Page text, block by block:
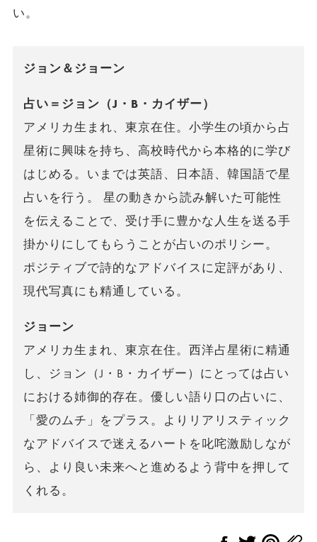
い。
ジョン＆ジョーン
占い＝ジョン（J・B・カイザー）
アメリカ生まれ、東京在住。小学生の頃から占
星術に興味を持ち、高校時代から本格的に学び
はじめる。いまでは英語、日本語、韓国語で星
占いを行う。 星の動きから読み解いた可能性
を伝えることで、受け手に豊かな人生を送る手
掛かりにしてもらうことが占いのポリシー。
ポジティブで詩的なアドバイスに定評があり、
現代写真にも精通している。
ジョーン
アメリカ生まれ、東京在住。西洋占星術に精通
し、ジョン（J・B・カイザー）にとっては占い
における姉御的存在。優しい語り口の占いに、
「愛のムチ」をプラス。よりリアリスティック
なアドバイスで迷えるハートを叱咤激励しなが
ら、より良い未来へと進めるよう背中を押して
くれる。